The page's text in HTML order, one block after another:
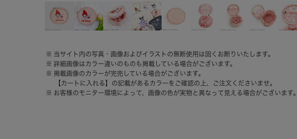
当サイト内の写真・画像およびイラストの無断使用は固くお断りいたします。
詳細画像はカラー違いのものも掲載している場合がございます。
掲載画像のカラーが完売している場合がございます。
【カートに入れる】の記載があるカラーをご確認の上、ご注文くださいませ。
お客様のモニター環境によって、画像の色が実物と異なって見える場合がございます。